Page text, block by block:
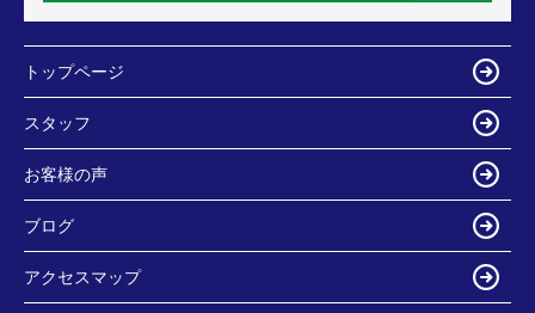
トップページ
スタッフ
お客様の声
ブログ
アクセスマップ